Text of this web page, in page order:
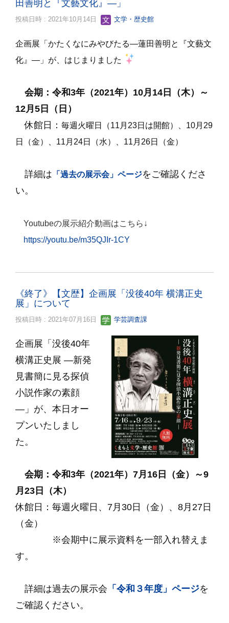
田善明と『文藝文化』―」
投稿日時 : 2021年10月14日 文学・歴史館
企画展「かたくなにみやびたる―蓮田善明と『文藝文
化』―」が、はじまりました
会期：令和3年（2021年）10月14日（木）～
12月5日（日）
休館日： 毎週火曜日（11月23日は開館）、10月29
日（金）、11月24日（水）、11月26日（金）
詳細は 「過去の展示会」ページをご確認くださ
い。
Youtubeの展示紹介動画はこちら↓
https://youtu.be/m35QJIr-1CY
《終了》【文歴】企画展「没後40年 横溝正史
展」について
投稿日時 : 2021年07月16日 学芸調査課
企画展「没後40年
横溝正史展 ―新発
見書簡に見る探偵
小説作家の素顔
―」が、本日オー
プンいたしまし
た。
会期：令和3年（2021年）7月16日（金）～9
月23日（木）
休館日：毎週火曜日、7月30日（金）、8月27日
（金）
※会期中に展示資料を一部入れ替えま
す。
詳細は過去の展示会 「令和３年度」ページを
ご確認ください。